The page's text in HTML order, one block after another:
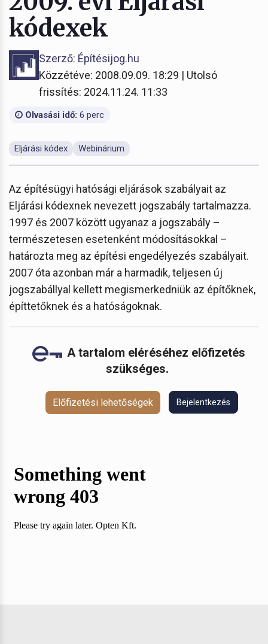
kódexek
Szerző: Építésijog.hu
Közzétéve: 2008.09.09. 18:29 | Utolsó
frissítés: 2024.11.24. 11:33
Olvasási idő: 6 perc
Eljárási kódex Webinárium
Az építésügyi hatósági eljárások szabályait az
Eljárási kódexnek nevezett jogszabály tartalmazza.
1997 és 2007 között ugyanaz a jogszabály –
természetesen esetenként módosításokkal –
határozta meg az építési engedélyezés szabályait.
2007 óta azonban már a harmadik, teljesen új
jogszabállyal kellett megismerkedniük az építőknek,
építtetőknek és a hatóságoknak.
A tartalom eléréséhez előfizetés
szükséges.
Előfizetési lehetőségek Bejelentkezés